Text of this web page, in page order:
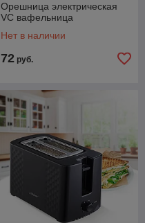
Орешница электрическая
VC вафельница
Нет в наличии
72 руб.